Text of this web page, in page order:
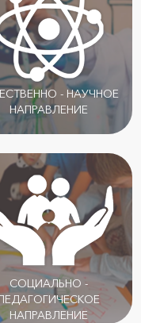
- НАУЧНОЕ
НАПРАВЛЕНИЕ
СОЦИАЛЬНО -
НАПРАВЛЕНИЕ